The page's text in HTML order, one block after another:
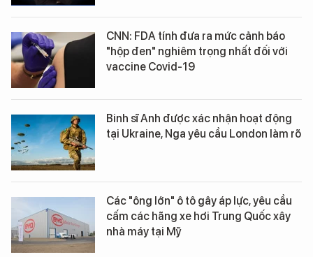
CNN: FDA tính đưa ra mức cảnh báo
"hộp đen" nghiêm trọng nhất đối với
vaccine Covid-19
Binh sĩ Anh được xác nhận hoạt động
tại Ukraine, Nga yêu cầu London làm rõ
Các "ông lớn" ô tô gây áp lực, yêu cầu
cấm các hãng xe hơi Trung Quốc xây
nhà máy tại Mỹ